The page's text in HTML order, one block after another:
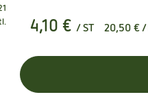
4,10 € / ST 20,50 €/